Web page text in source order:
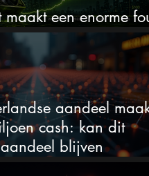
een enorme fout
aandeel maakt
cash: kan dit
blijven